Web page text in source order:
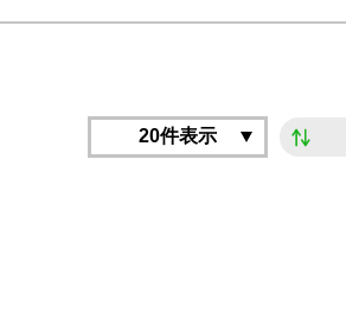
20件表示